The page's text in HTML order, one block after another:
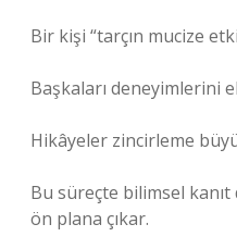
Bir kişi “tarçın mucize
Başkaları deneyimlerini
Hikâyeler zincirleme
Bu süreçte bilimsel kanıt
ön plana çıkar.